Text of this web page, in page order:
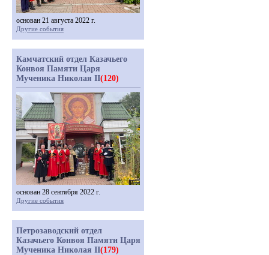
основан 21 августа 2022 г.
Другие события
Камчатский отдел Казачьего
Конвоя Памяти Царя
Мученика Николая II(120)
основан 28 сентября 2022 г.
Другие события
Петрозаводский отдел
Казачьего Конвоя Памяти Царя
Мученика Николая II(179)